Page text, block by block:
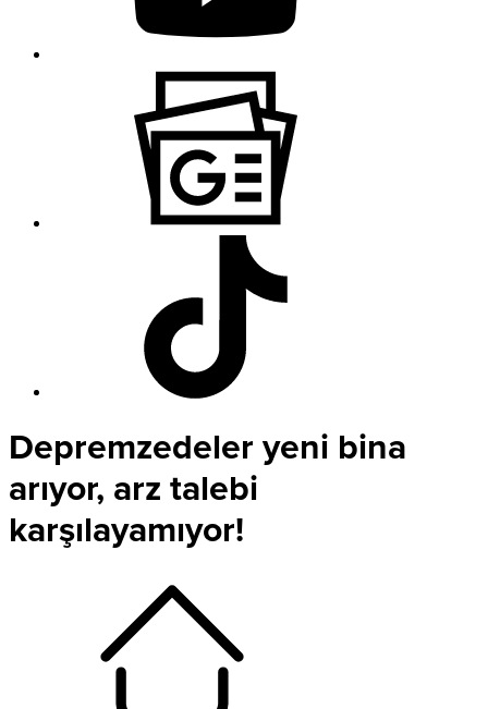
Depremzedeler yeni bina
arıyor, arz talebi
karşılayamıyor!